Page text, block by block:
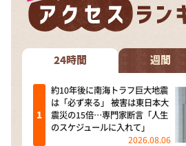
（news おかえり）
DAIGOも台所 ～きょうの献立 何
本日はダイアンなり！シーズン２
朝だ！生です旅サラダ
教えて！ニュースライブ 正義の
ＬＩＦＥ～夢のカタチ～
24時間 週間
約10年後に南海トラフ巨大地震
は「必ず来る」 被害は東日本大
震災の15倍…専門家断言「人生
のスケジュールに入れて」
2026.08.06